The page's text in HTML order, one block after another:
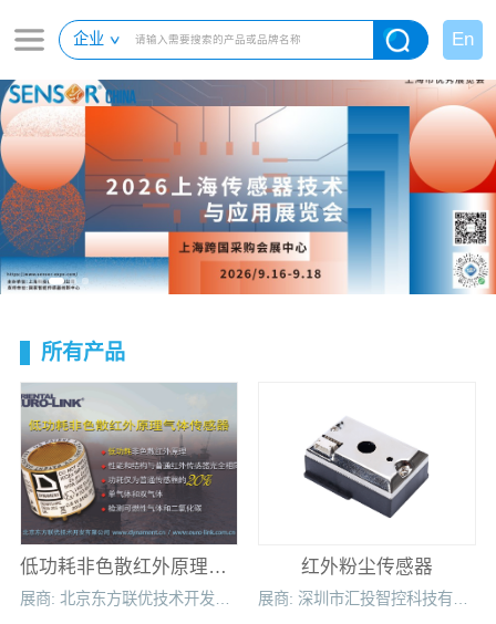
企业 En
所有产品
低功耗非色散红外原理气体传感器
展商: 北京东方联优技术开发有限公司
红外粉尘传感器
展商: 深圳市汇投智控科技有限公司